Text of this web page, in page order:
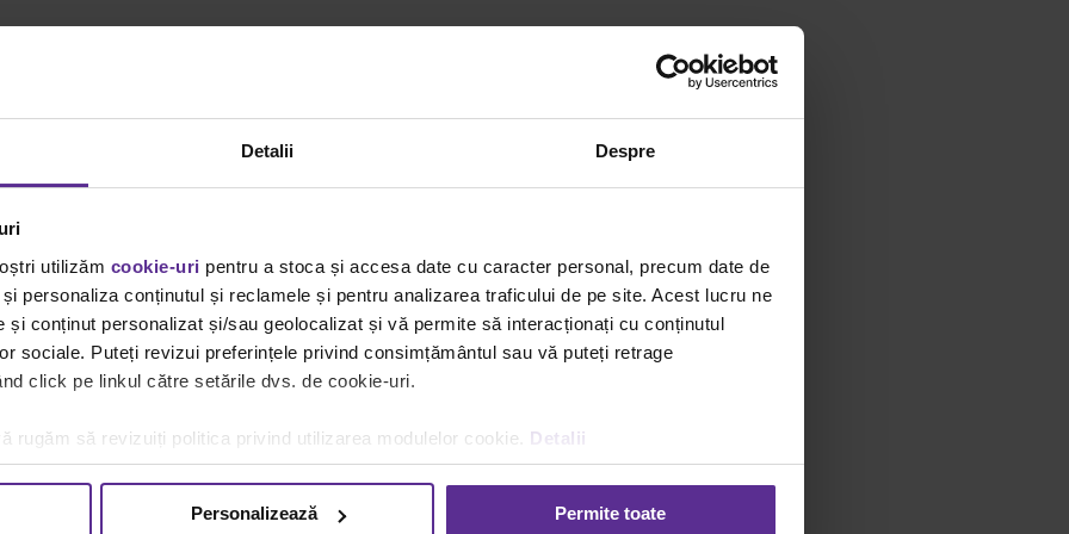
Detalii Despre
utilizăm cookie-uri pentru a stoca și accesa date cu caracter personal, precum date de
personaliza conținutul și reclamele și pentru analizarea traficului de pe site. Acest lucru ne
și conținut personalizat și/sau geolocalizat și vă permite să interacționați cu conținutul
sociale. Puteți revizui preferințele privind consimțământul sau vă puteți retrage
click pe linkul către setările dvs. de cookie-uri.
rugăm să revizuiți politica privind utilizarea modulelor cookie. Detalii
Personalizează Permite toate
pictura si desen
hartie de desen,rechizite pentru desen , rechizite pentru pictură,toy color|